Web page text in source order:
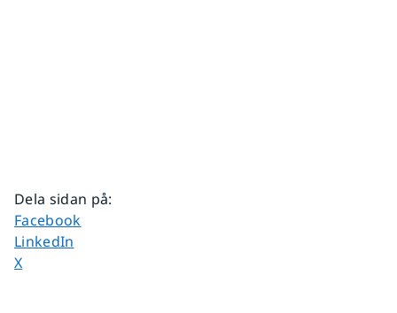
Dela sidan på:
Dela sidan på
Facebook
Dela sidan på
LinkedIn
Dela sidan på
X